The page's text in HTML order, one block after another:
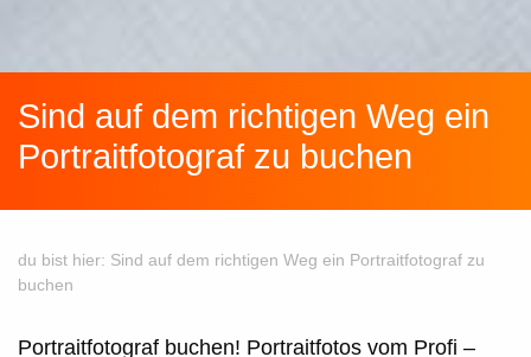
Sind auf dem richtigen Weg ein
Portraitfotograf zu buchen
du bist hier: Sind auf dem richtigen Weg ein Portraitfotograf zu
buchen
Portraitfotograf buchen! Portraitfotos vom Profi –